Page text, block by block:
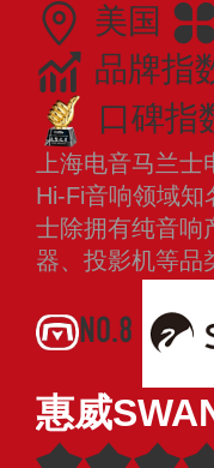
美国
品牌指
口碑指
上海电音马兰
Hi-Fi音响领域
士除拥有纯音响
器、投影机等
NO.8
惠威